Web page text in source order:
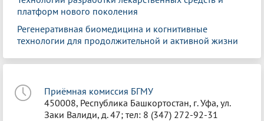
платформ нового поколения
Регенеративная биомедицина и когнитивные
технологии для продолжительной и активной жизни
Приёмная комиссия БГМУ
450008, Республика Башкортостан, г. Уфа, ул.
Заки Валиди, д. 47; тел: 8 (347) 272-92-31